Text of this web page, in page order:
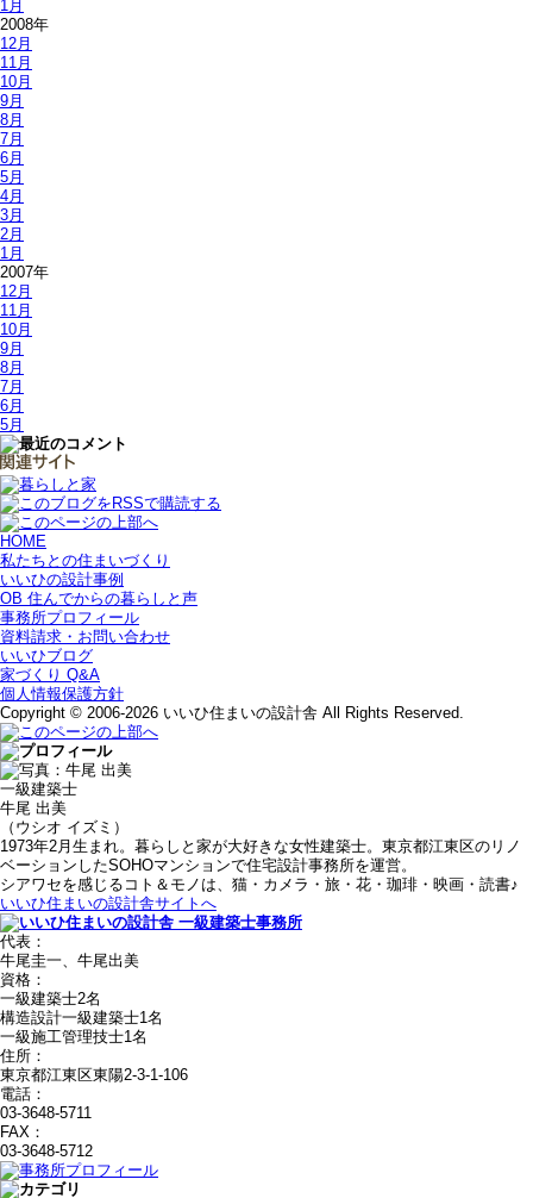
1月
2008年
12月
11月
10月
9月
8月
7月
6月
5月
4月
3月
2月
1月
2007年
12月
11月
10月
9月
8月
7月
6月
5月
HOME
私たちとの住まいづくり
いいひの設計事例
OB 住んでからの暮らしと声
事務所プロフィール
資料請求・お問い合わせ
いいひブログ
家づくり Q&A
個人情報保護方針
Copyright © 2006-2026 いいひ住まいの設計舎 All Rights Reserved.
一級建築士
牛尾 出美
（ウシオ イズミ）
1973年2月生まれ。暮らしと家が大好きな女性建築士。東京都江東区のリノ
ベーションしたSOHOマンションで住宅設計事務所を運営。
シアワセを感じるコト＆モノは、猫・カメラ・旅・花・珈琲・映画・読書♪
いいひ住まいの設計舎サイトへ
代表：
牛尾圭一、牛尾出美
資格：
一級建築士2名
構造設計一級建築士1名
一級施工管理技士1名
住所：
東京都江東区東陽2-3-1-106
電話：
03-3648-5711
FAX：
03-3648-5712